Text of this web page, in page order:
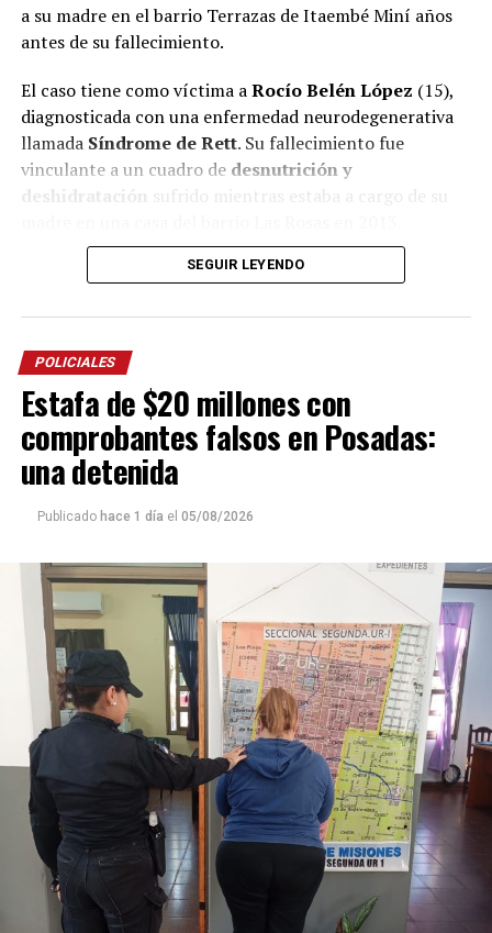
a su madre en el barrio Terrazas de Itaembé Miní años
antes de su fallecimiento.
El caso tiene como víctima aRocío Belén López (15),
diagnosticada con una enfermedad neurodegenerativa
llamada Síndrome de Rett. Su fallecimiento fue
vinculante a un cuadro de desnutrición y
deshidratación
sufrido mientras estaba a cargo de su
La mayor parte de su vida la niña vivió al cuidado de sus
2007 aproximadamente, compartió hogar con su madre
en el barrio Terrazas y ese período fue lo que las partes
intentaron reconstruir en la jornada de hoy con los
testigos citados.
Ramírez llegó a este juicio imputada por“abandono de
persona doblemente agravado por el vínculo y
primera audiencia pidió ampliar la acusación a
modalidad de omisión al final del proceso”
considerar que la mujer pudo haber dejado de alimentar
a su hija en forma deliberada.
SEGUIR LEYENDO
POLICIALES
Estafa de $20 millones con
comprobantes falsos en Posadas:
una detenida
Publicado hace 1 día el 05/08/2026